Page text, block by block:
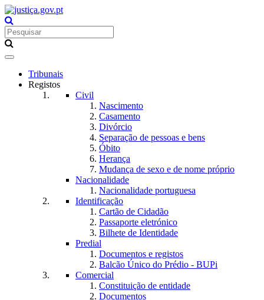
Toggle
navigationTribunais
Registos
Civil
Nascimento
Casamento
Divórcio
Separação de pessoas e bens
Óbito
Herança
Mudança de sexo e de nome próprio
Nacionalidade
Nacionalidade portuguesa
Identificação
Cartão de Cidadão
Passaporte eletrónico
Bilhete de Identidade
Predial
Documentos e registos
Balcão Único do Prédio - BUPi
Comercial
Constituição de entidade
Documentos